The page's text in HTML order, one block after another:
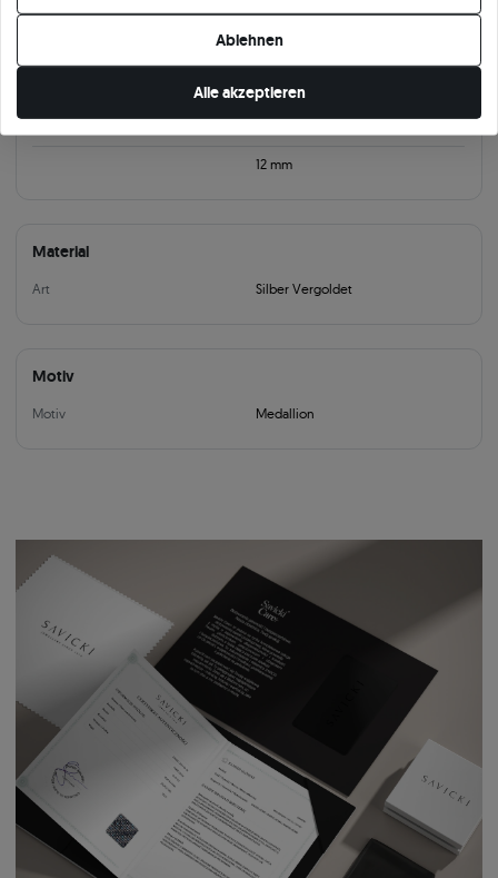
12 mm
Material
Art Silber Vergoldet
Motiv
Motiv Medallion
Ihre Cookie-Einstellungen ändern.
Ablehnen
Alle akzeptieren